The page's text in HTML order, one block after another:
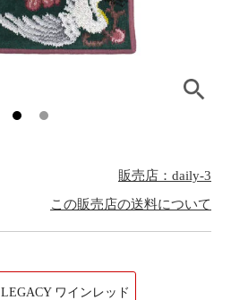
販売店：daily-3
この販売店の送料について
LEGACY ワインレッド